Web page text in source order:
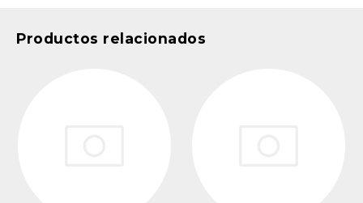
Productos relacionados